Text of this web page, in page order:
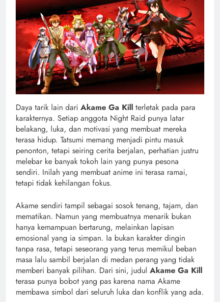
Daya tarik lain dari Akame Ga Kill terletak pada para
karakternya. Setiap anggota Night Raid punya latar
belakang, luka, dan motivasi yang membuat mereka
terasa hidup. Tatsumi memang menjadi pintu masuk
penonton, tetapi seiring cerita berjalan, perhatian justru
melebar ke banyak tokoh lain yang punya pesona
sendiri. Inilah yang membuat anime ini terasa ramai,
tetapi tidak kehilangan fokus.
Akame sendiri tampil sebagai sosok tenang, tajam, dan
mematikan. Namun yang membuatnya menarik bukan
hanya kemampuan bertarung, melainkan lapisan
emosional yang ia simpan. Ia bukan karakter dingin
tanpa rasa, tetapi seseorang yang terus memikul beban
masa lalu sambil berjalan di medan perang yang tidak
memberi banyak pilihan. Dari sini, judul Akame Ga Kill
terasa punya bobot yang pas karena nama Akame
membawa simbol dari seluruh luka dan konflik yang ada.